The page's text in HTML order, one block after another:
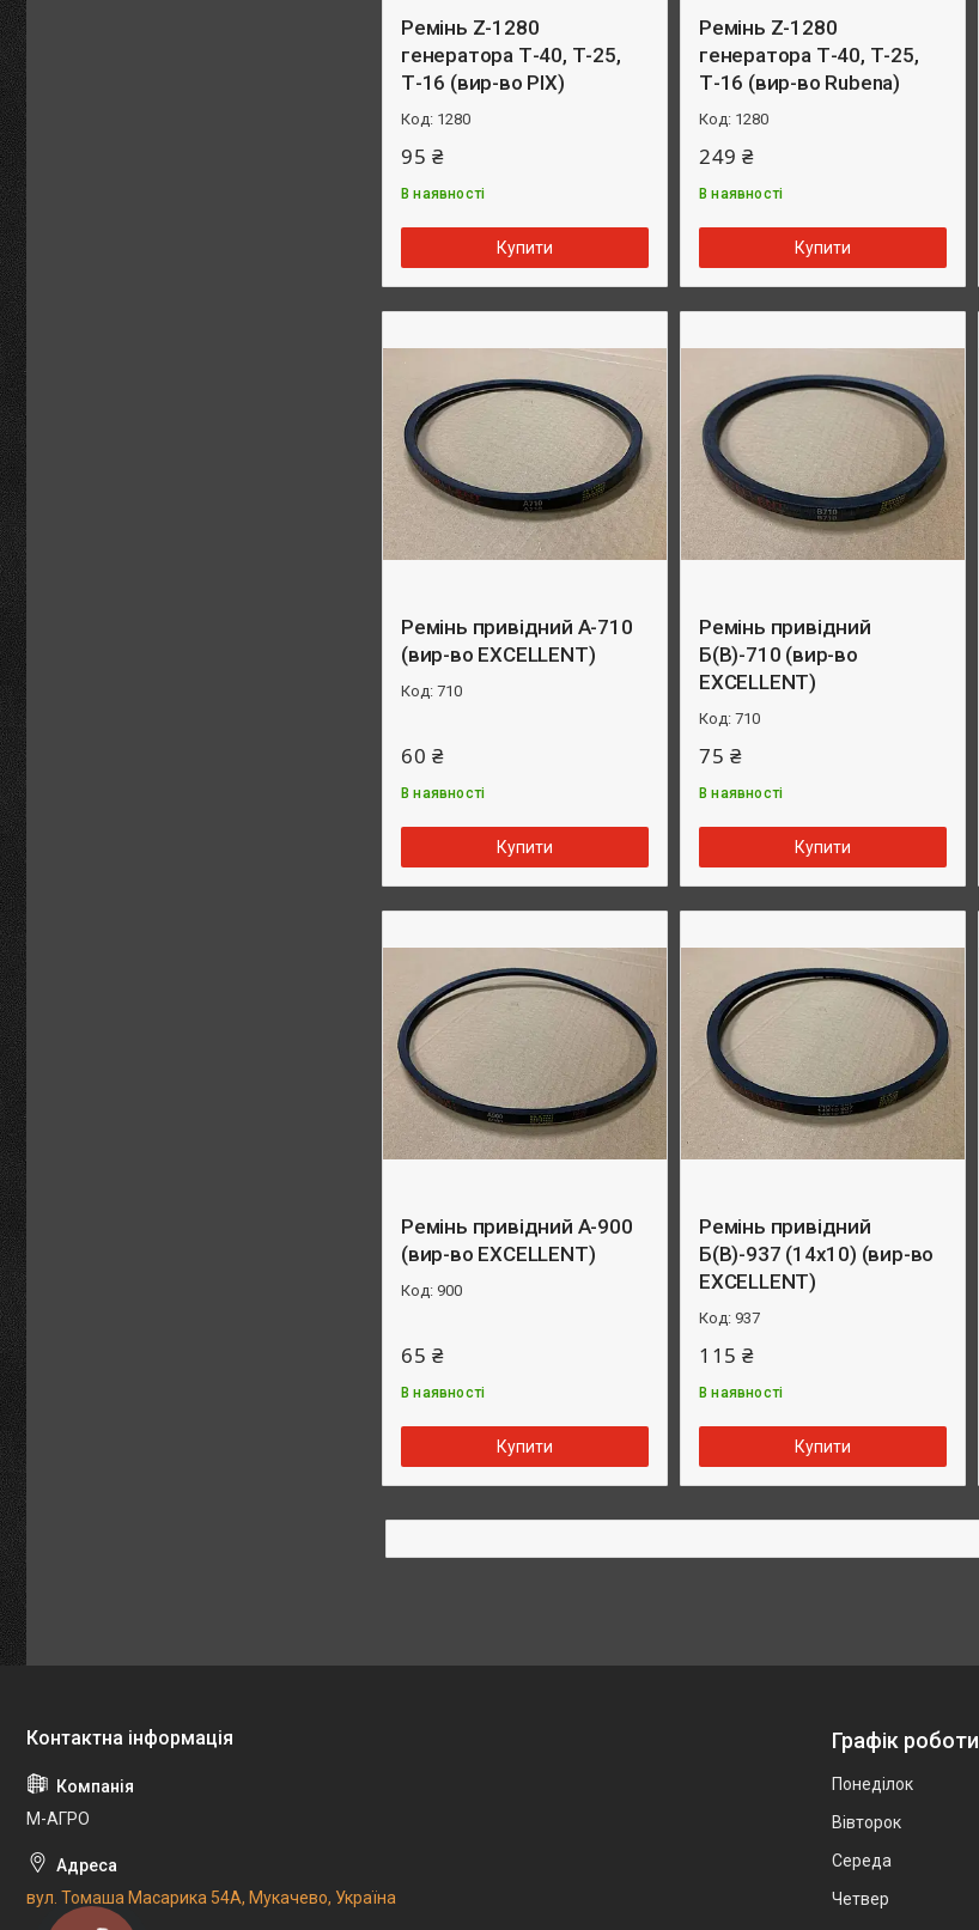
Ремінь Z-1280
генератора Т-40, Т-25,
Т-16 (вир-во PIX)
1280
95 ₴
В наявності
Купити
Ремінь Z-1280
генератора Т-40, Т-25,
Т-16 (вир-во Rubena)
1280
249 ₴
В наявності
Купити
Ремінь привідний А-710
(вир-во EXCELLENT)
710
60 ₴
В наявності
Купити
Ремінь привідний
Б(B)-710 (вир-во
EXCELLENT)
710
75 ₴
В наявності
Купити
Ремінь привідний А-900
(вир-во EXCELLENT)
900
65 ₴
В наявності
Купити
Ремінь привідний
Б(B)-937 (14х10) (вир-во
EXCELLENT)
937
115 ₴
В наявності
Купити
М-АГРО
вул. Томаша Масарика 54А, Мукачево, Україна
Графік роботи
Понеділок
Вівторок
Середа
Четвер